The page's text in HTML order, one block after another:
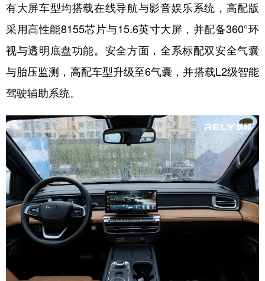
有大屏车型均搭载在线导航与影音娱乐系统，高配版
采用高性能8155芯片与15.6英寸大屏，并配备360°环
视与透明底盘功能。安全方面，全系标配双安全气囊
与胎压监测，高配车型升级至6气囊，并搭载L2级智能
驾驶辅助系统。